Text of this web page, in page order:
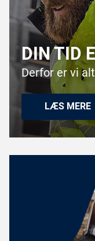
DIN TID
Derfor er vi
LÆS MERE